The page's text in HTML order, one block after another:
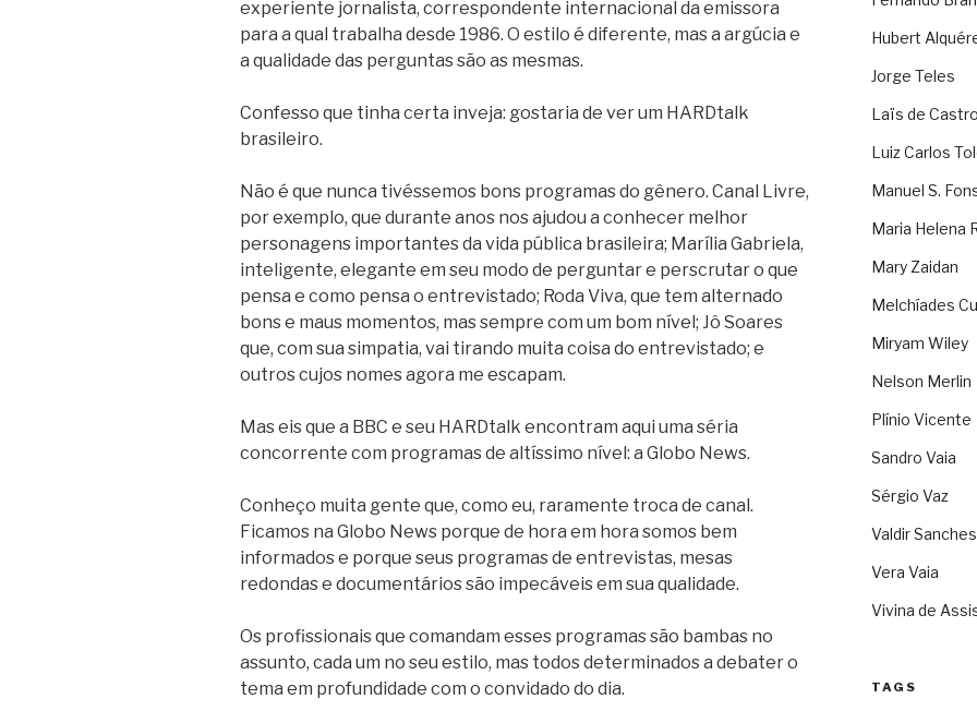
experiente jornalista, correspondente internacional da emissora
para a qual trabalha desde 1986. O estilo é diferente, mas a argúcia e
a qualidade das perguntas são as mesmas.
Confesso que tinha certa inveja: gostaria de ver um HARDtalk
brasileiro.
Não é que nunca tivéssemos bons programas do gênero. Canal Livre,
por exemplo, que durante anos nos ajudou a conhecer melhor
personagens importantes da vida pública brasileira; Marília Gabriela,
inteligente, elegante em seu modo de perguntar e perscrutar o que
pensa e como pensa o entrevistado; Roda Viva, que tem alternado
bons e maus momentos, mas sempre com um bom nível; Jô Soares
que, com sua simpatia, vai tirando muita coisa do entrevistado; e
outros cujos nomes agora me escapam.
Mas eis que a BBC e seu HARDtalk encontram aqui uma séria
concorrente com programas de altíssimo nível: a Globo News.
Conheço muita gente que, como eu, raramente troca de canal.
Ficamos na Globo News porque de hora em hora somos bem
informados e porque seus programas de entrevistas, mesas
redondas e documentários são impecáveis em sua qualidade.
Os profissionais que comandam esses programas são bambas no
assunto, cada um no seu estilo, mas todos determinados a debater o
tema em profundidade com o convidado do dia.
Hubert
Jorge Teles
Laïs de Castro
Luiz Carlos
Manuel S.
Maria Helena
Mary Zaidan
Melchíades
Miryam Wiley
Nelson Merlin
Plínio Vicente
Sandro Vaia
Sérgio Vaz
Valdir Sanches
Vera Vaia
Vivina de
TAGS